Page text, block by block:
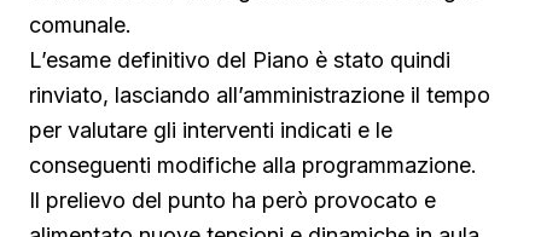
comunale.
L’esame definitivo del Piano è stato quindi
rinviato, lasciando all’amministrazione il tempo
per valutare gli interventi indicati e le
conseguenti modifiche alla programmazione.
Il prelievo del punto ha però provocato e